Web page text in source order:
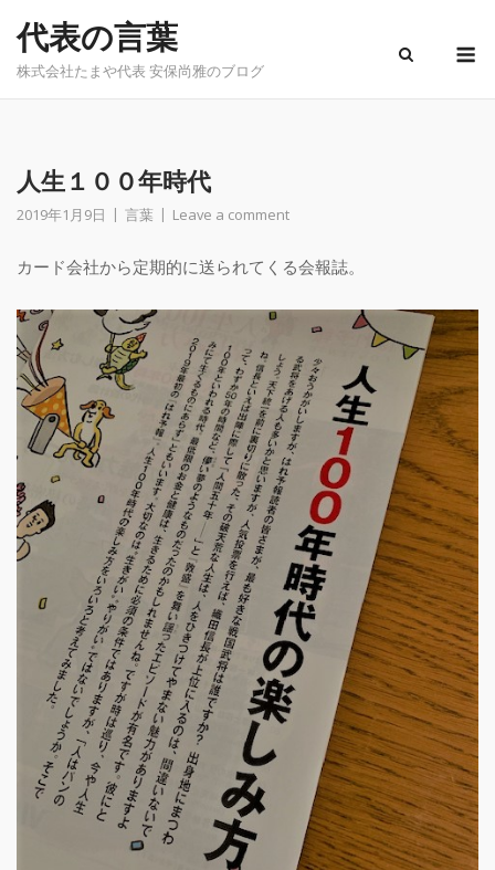
content
代表の言葉
株式会社たまや代表 安保尚雅のブログ
人生１００年時代
2019年1月9日 言葉 Leave a comment
カード会社から定期的に送られてくる会報誌。